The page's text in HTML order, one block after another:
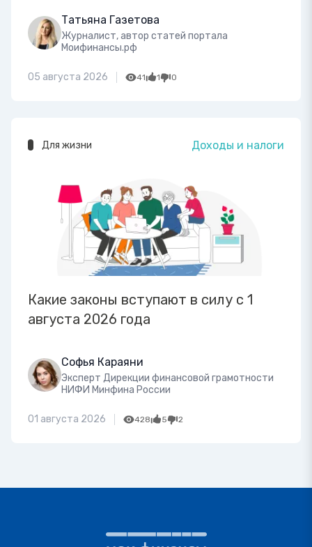
Татьяна Газетова
Журналист, автор статей портала
Моифинансы.рф
05 августа 2026 41 1 0
Для жизни Доходы и налоги
Какие законы вступают в силу с 1
августа 2026 года
Софья Караяни
Эксперт Дирекции финансовой грамотности
НИФИ Минфина России
01 августа 2026 428 5 2